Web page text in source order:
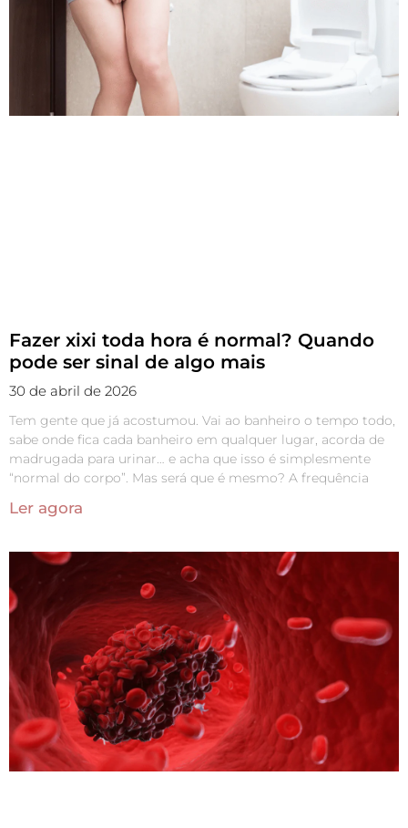
Fazer xixi toda hora é normal? Quando
pode ser sinal de algo mais
30 de abril de 2026
Tem gente que já acostumou. Vai ao banheiro o tempo todo,
sabe onde fica cada banheiro em qualquer lugar, acorda de
madrugada para urinar… e acha que isso é simplesmente
“normal do corpo”. Mas será que é mesmo? A frequência
Ler agora